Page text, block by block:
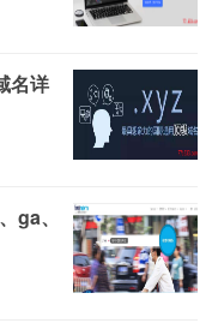
名详
ga、